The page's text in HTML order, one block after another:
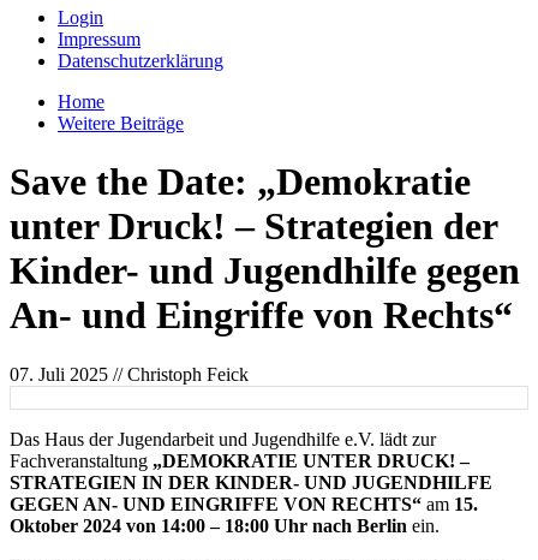
Login
Impressum
Datenschutzerklärung
Home
Weitere Beiträge
Save the Date: „Demokratie
unter Druck! – Strategien der
Kinder- und Jugendhilfe gegen
An- und Eingriffe von Rechts“
07. Juli 2025 // Christoph Feick
Das Haus der Jugendarbeit und Jugendhilfe e.V. lädt zur
Fachveranstaltung „DEMOKRATIE UNTER DRUCK! –
STRATEGIEN IN DER KINDER- UND JUGENDHILFE
GEGEN AN- UND EINGRIFFE VON RECHTS“ am 15.
Oktober 2024 von 14:00 – 18:00 Uhr nach Berlin ein.